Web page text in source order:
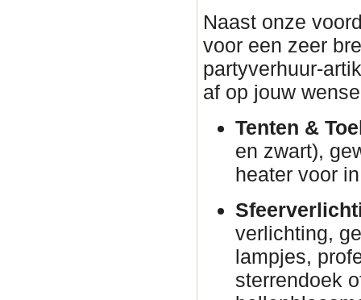
Naast onze
voor een zeer
partyverhuur-
af op jouw
Tenten &
en zwart),
heater voor
verlichting,
lampjes,
sterrendoek